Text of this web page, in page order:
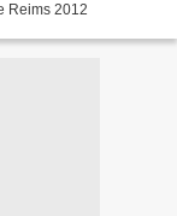
Reims 2012